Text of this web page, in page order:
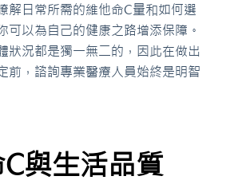
解日常所需的維他命C量和如何選
可以為自己的健康之路增添保障。
狀況都是獨一無二的，因此在做出
前，諮詢專業醫療人員始終是明智
與生活品質